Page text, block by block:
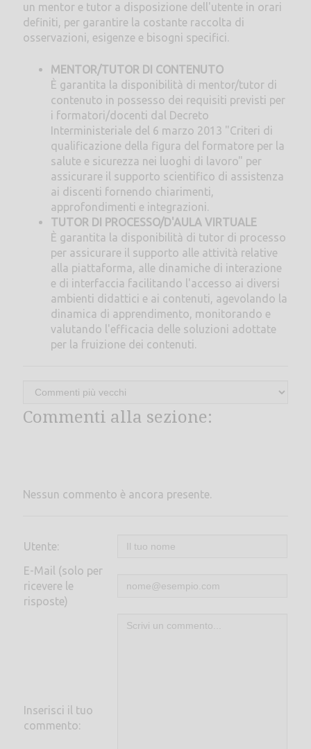
un mentor e tutor a disposizione dell'utente in orari
definiti, per garantire la costante raccolta di
osservazioni, esigenze e bisogni specifici.
MENTOR/TUTOR DI CONTENUTO
È garantita la disponibilità di mentor/tutor di
contenuto in possesso dei requisiti previsti per
i formatori/docenti dal Decreto
Interministeriale del 6 marzo 2013 "Criteri di
qualificazione della figura del formatore per la
salute e sicurezza nei luoghi di lavoro" per
assicurare il supporto scientifico di assistenza
ai discenti fornendo chiarimenti,
approfondimenti e integrazioni.
TUTOR DI PROCESSO/D'AULA VIRTUALE
È garantita la disponibilità di tutor di processo
per assicurare il supporto alle attività relative
alla piattaforma, alle dinamiche di interazione
e di interfaccia facilitando l'accesso ai diversi
ambienti didattici e ai contenuti, agevolando la
dinamica di apprendimento, monitorando e
valutando l'efficacia delle soluzioni adottate
per la fruizione dei contenuti.
Commenti alla sezione:
Nessun commento è ancora presente.
Utente:
E-Mail (solo per
ricevere le
risposte)
Inserisci il tuo
commento: